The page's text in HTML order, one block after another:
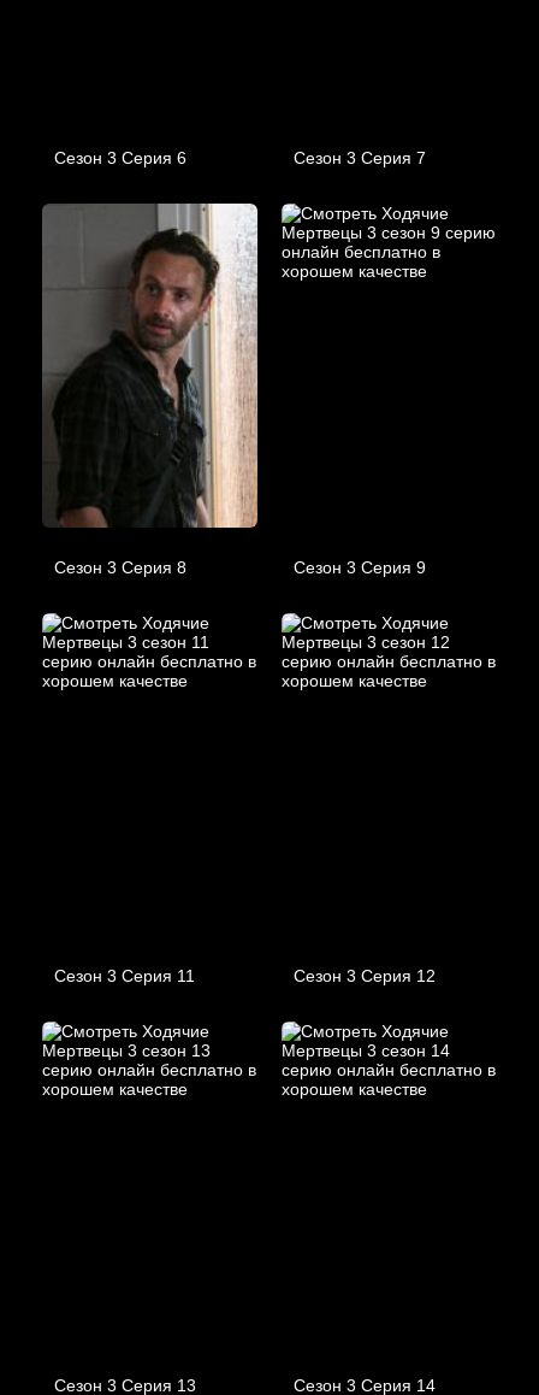
Сезон 3 Серия 6 Сезон 3 Серия 7
Сезон 3 Серия 8 Сезон 3 Серия 9
Сезон 3 Серия 11 Сезон 3 Серия 12
Сезон 3 Серия 13 Сезон 3 Серия 14